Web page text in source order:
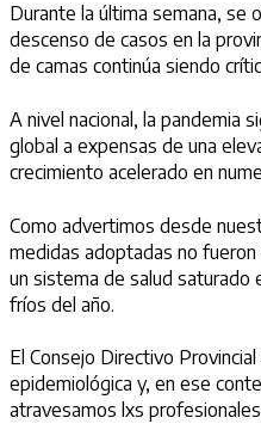
Durante la última semana, se
descenso de casos en la
de camas continúa siendo
A nivel nacional, la pandemia
global a expensas de una
crecimiento acelerado en
Como advertimos desde
medidas adoptadas no
un sistema de salud saturado
fríos del año.
El Consejo Directivo
epidemiológica y, en ese
atravesamos lxs